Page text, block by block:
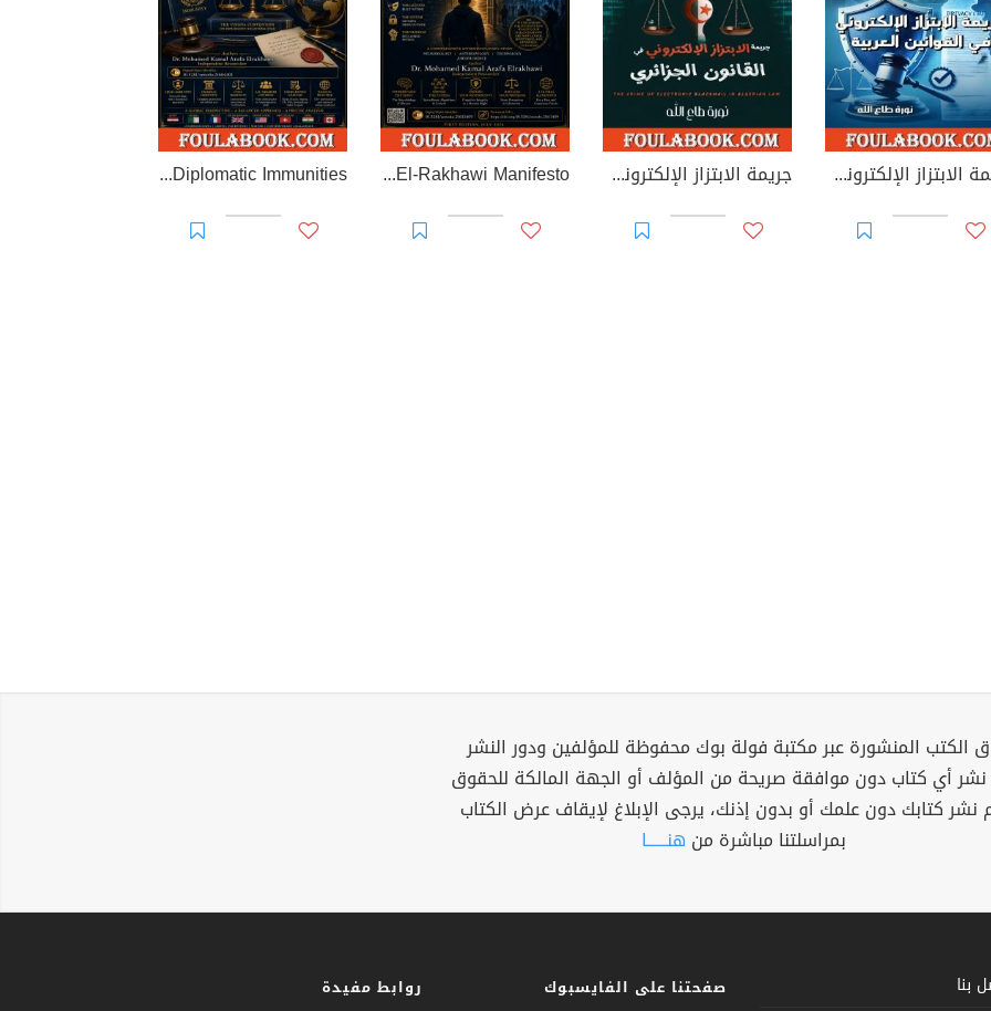
جريمة الابتزاز الإلكتروني في القوانين العربية جريمة الابتزاز الإلكتروني في القانون الجزائري Prisoner of Perception: The El-Rakhawi Manifesto
EL-RAKHAWI MONOGRAPH on Diplomatic Immunities
الكتب المنشورة عبر مكتبة فولة بوك محفوظة للمؤلفين ودور النشر
نشر أي كتاب دون موافقة صريحة من المؤلف أو الجهة المالكة للحقوق
نشر كتابك دون علمك أو بدون إذنك، يرجى الإبلاغ لإيقاف عرض الكتاب
بمراسلتنا مباشرة من هنــــــا
بنا صفحتنا على الفايسبوك روابط مفيدة